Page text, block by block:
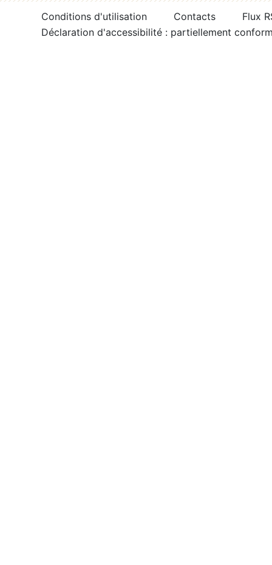
Conditions d'utilisation Contacts
Flux
Déclaration d'accessibilité : partiellement